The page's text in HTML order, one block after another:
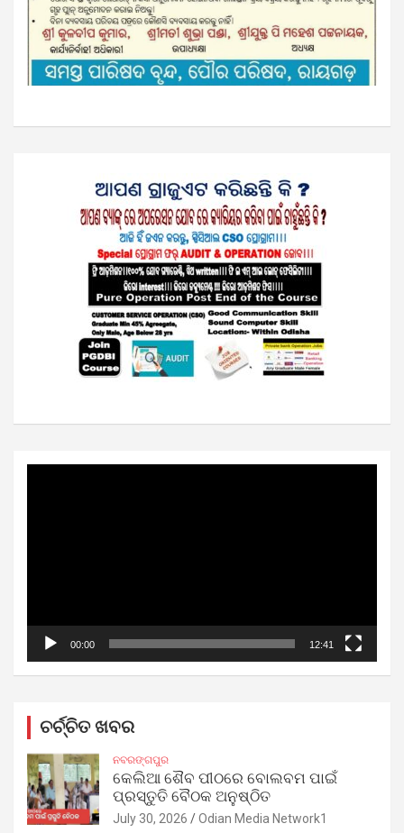
00:00 12:41
ଚର୍ଚ୍ଚିତ ଖବର
ନବରଙ୍ଗପୁର
କେଲିଆ ଶୈବ ପୀଠରେ ବୋଲବମ ପାଇଁ
ପ୍ରସ୍ତୁତି ବୈଠକ ଅନୁଷ୍ଠିତ
July 30, 2026 Odian Media Network1